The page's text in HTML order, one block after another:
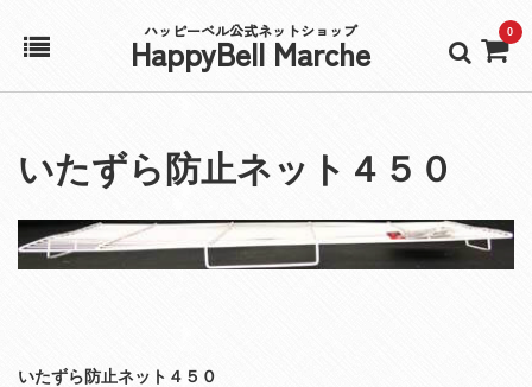
ハッピーベル公式ネットショップ
HappyBell Marche 0
アカウント
カート
いたずら防止ネット４５０
いたずら防止ネット４５０